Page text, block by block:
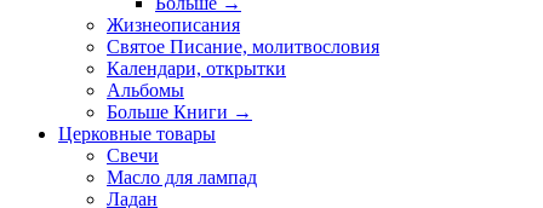
Жизнеописания
Святое Писание, молитвословия
Календари, открытки
Альбомы
Больше Книги →
Церковные товары
Свечи
Масло для лампад
Ладан